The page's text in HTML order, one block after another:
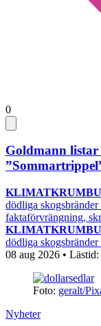
0
Goldmann
dödliga
faktaförvrängning,
dödliga skogsbränder
08 aug 2026 • Lästid:
Foto: geralt/
Nyheter